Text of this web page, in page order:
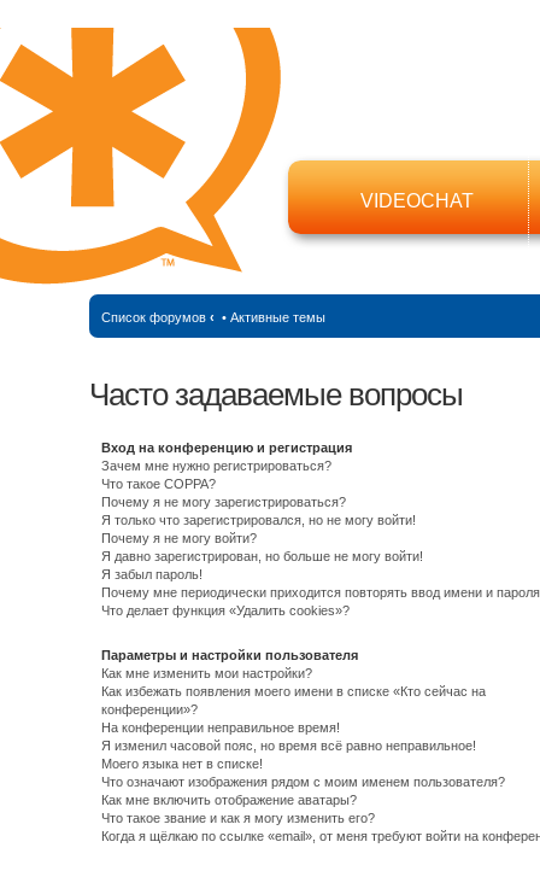
VIDEOCHAT
Список форумов ‹ • Активные темы
Часто задаваемые вопросы
Вход на конференцию и регистрация
Зачем мне нужно регистрироваться?
Что такое COPPA?
Почему я не могу зарегистрироваться?
Я только что зарегистрировался, но не могу войти!
Почему я не могу войти?
Я давно зарегистрирован, но больше не могу войти!
Я забыл пароль!
Почему мне периодически приходится повторять ввод имени и
Что делает функция «Удалить cookies»?
Параметры и настройки пользователя
Как мне изменить мои настройки?
Как избежать появления моего имени в списке «Кто сейчас на
конференции»?
На конференции неправильное время!
Я изменил часовой пояс, но время всё равно неправильное!
Моего языка нет в списке!
Что означают изображения рядом с моим именем пользователя?
Как мне включить отображение аватары?
Что такое звание и как я могу изменить его?
Когда я щёлкаю по ссылке «email», от меня требуют войти на